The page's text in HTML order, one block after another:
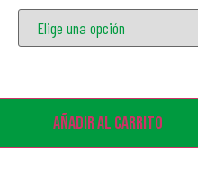
Añadir al carrito